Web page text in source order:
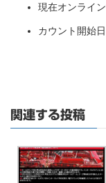
現在オンライ
カウント開始
関連する投稿